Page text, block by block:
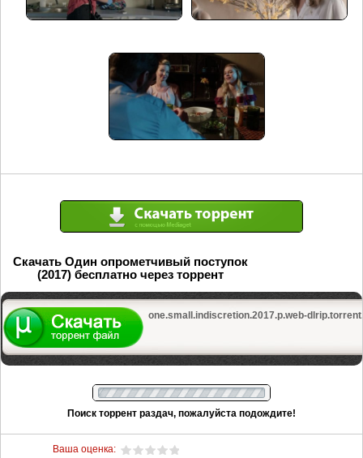
Скачать Один опрометчивый поступок
(2017) бесплатно через торрент
one.small.indiscretion.2017.p.web-
Поиск торрент раздач, пожалуйста подождите!
Ваша оценка: